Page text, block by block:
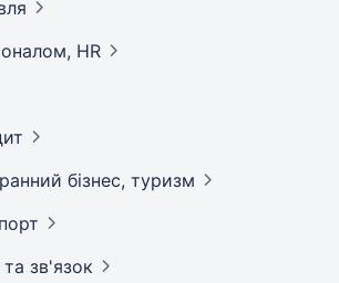
HR
бізнес, туризм
та зв'язок